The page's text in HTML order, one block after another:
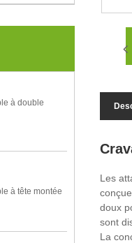
à double
à tête montée
Les
doux
sont
La